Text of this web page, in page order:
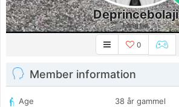
Deprincebolaji
Lang tid
0
Member information
Age
38 år gammel